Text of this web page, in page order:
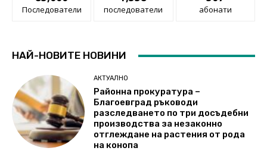
Последователи последователи абонати
НАЙ-НОВИТЕ НОВИНИ
АКТУАЛНО
Районна прокуратура –
Благоевград ръководи
разследването по три досъдебни
производства за незаконно
отглеждане на растения от рода
на конопа